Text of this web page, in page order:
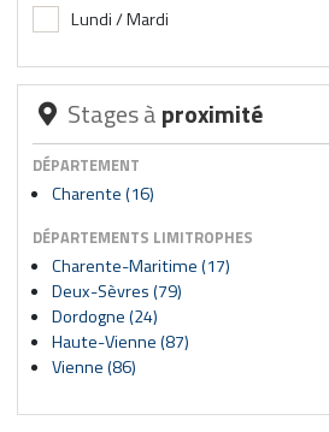
Lundi / Mardi
Stages àproximité
DÉPARTEMENT
Charente (16)
DÉPARTEMENTS LIMITROPHES
Charente-Maritime (17)
Deux-Sèvres (79)
Dordogne (24)
Haute-Vienne (87)
Vienne (86)